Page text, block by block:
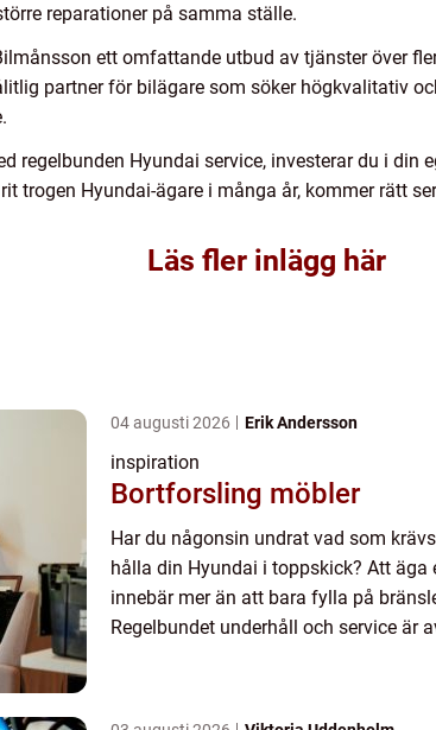
reparationer på samma ställe.
ett omfattande utbud av tjänster över
partner för bilägare som söker högkvalitativ
regelbunden Hyundai service, investerar du i din
trogen Hyundai-ägare i många år, kommer rätt
Läs fler inlägg här
04 augusti 2026 Erik Andersson
inspiration
Bortforsling möbler
Har du någonsin undrat vad som
hålla din Hyundai i toppskick? Att äga
innebär mer än att bara fylla på
Regelbundet underhåll och service är